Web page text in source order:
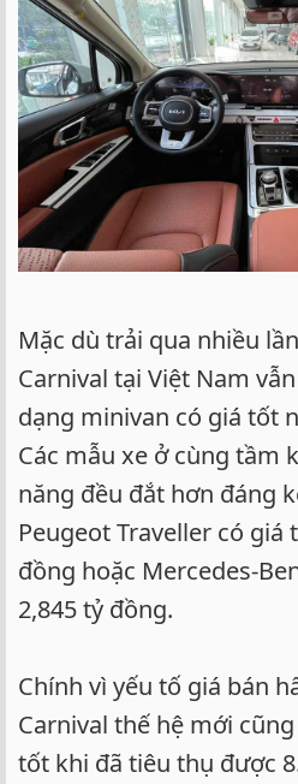
Mặc dù trải qua nhiều
Carnival tại Việt Nam
dạng minivan có giá tốt
Các mẫu xe ở cùng tầm
năng đều đắt hơn đáng
Peugeot Traveller có giá
đồng hoặc Mercedes-
2,845 tỷ đồng.
Chính vì yếu tố giá bán
Carnival thế hệ mới
tốt khi đã tiêu thụ được